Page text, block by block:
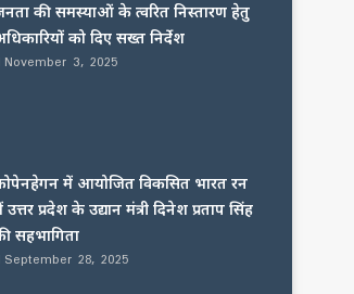
की समस्याओं के त्वरित निस्तारण हेतु
को दिए सख्त निर्देश
November 3, 2025
में आयोजित विकसित भारत रन
उत्तर प्रदेश के उद्यान मंत्री दिनेश प्रताप सिंह
सहभागिता
September 28, 2025